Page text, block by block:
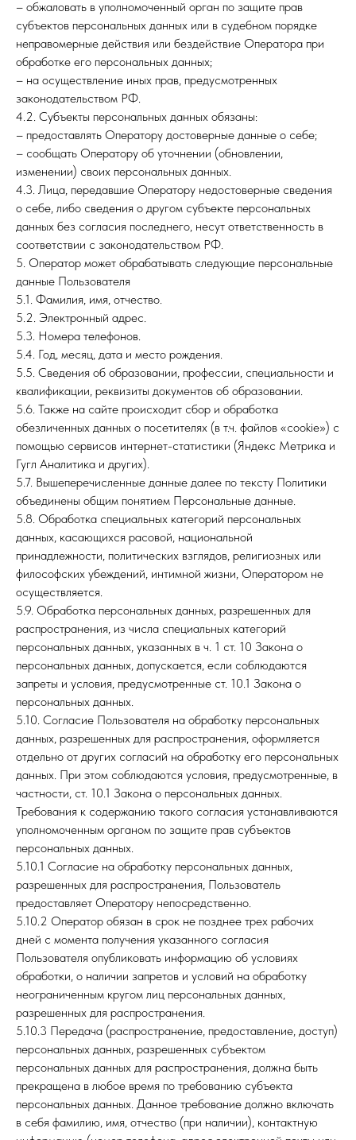
– обжаловать в уполномоченный орган по защите прав
субъектов персональных данных или в судебном порядке
неправомерные действия или бездействие Оператора при
обработке его персональных данных;
– на осуществление иных прав, предусмотренных
законодательством РФ.
4.2. Субъекты персональных данных обязаны:
– предоставлять Оператору достоверные данные о себе;
– сообщать Оператору об уточнении (обновлении,
изменении) своих персональных данных.
4.3. Лица, передавшие Оператору недостоверные сведения
о себе, либо сведения о другом субъекте персональных
данных без согласия последнего, несут ответственность в
соответствии с законодательством РФ.
5. Оператор может обрабатывать следующие персональные
данные Пользователя
5.1. Фамилия, имя, отчество.
5.2. Электронный адрес.
5.3. Номера телефонов.
5.4. Год, месяц, дата и место рождения.
5.5. Сведения об образовании, профессии, специальности и
квалификации, реквизиты документов об образовании.
5.6. Также на сайте происходит сбор и обработка
обезличенных данных о посетителях (в т.ч. файлов «cookie») с
помощью сервисов интернет-статистики (Яндекс Метрика и
Гугл Аналитика и других).
5.7. Вышеперечисленные данные далее по тексту Политики
объединены общим понятием Персональные данные.
5.8. Обработка специальных категорий персональных
данных, касающихся расовой, национальной
принадлежности, политических взглядов, религиозных или
философских убеждений, интимной жизни, Оператором не
осуществляется.
5.9. Обработка персональных данных, разрешенных для
распространения, из числа специальных категорий
персональных данных, указанных в ч. 1 ст. 10 Закона о
персональных данных, допускается, если соблюдаются
запреты и условия, предусмотренные ст. 10.1 Закона о
персональных данных.
5.10. Согласие Пользователя на обработку персональных
данных, разрешенных для распространения, оформляется
отдельно от других согласий на обработку его персональных
данных. При этом соблюдаются условия, предусмотренные, в
частности, ст. 10.1 Закона о персональных данных.
Требования к содержанию такого согласия устанавливаются
уполномоченным органом по защите прав субъектов
персональных данных.
5.10.1 Согласие на обработку персональных данных,
разрешенных для распространения, Пользователь
предоставляет Оператору непосредственно.
5.10.2 Оператор обязан в срок не позднее трех рабочих
дней с момента получения указанного согласия
Пользователя опубликовать информацию об условиях
обработки, о наличии запретов и условий на обработку
неограниченным кругом лиц персональных данных,
разрешенных для распространения.
5.10.3 Передача (распространение, предоставление, доступ)
персональных данных, разрешенных субъектом
персональных данных для распространения, должна быть
прекращена в любое время по требованию субъекта
персональных данных. Данное требование должно включать
в себя фамилию, имя, отчество (при наличии), контактную